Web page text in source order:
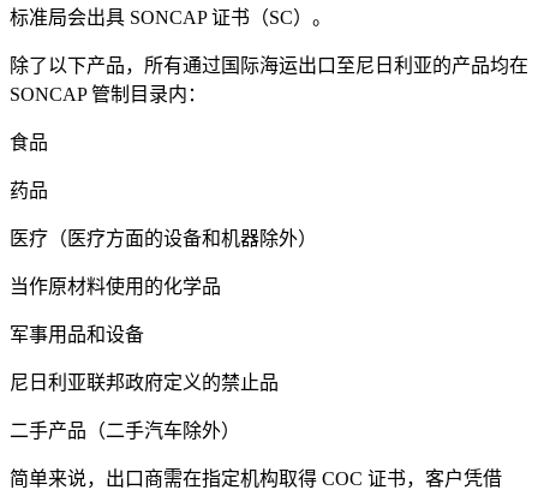
标准局会出具 SONCAP 证书（SC）。
除了以下产品，所有通过国际海运出口至尼日利亚的产品均在
SONCAP 管制目录内：
食品
药品
医疗（医疗方面的设备和机器除外）
当作原材料使用的化学品
军事用品和设备
尼日利亚联邦政府定义的禁止品
二手产品（二手汽车除外）
简单来说，出口商需在指定机构取得 COC 证书，客户凭借